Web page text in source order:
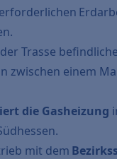
Trasse befindliche
zwischen einem
die Gasheizung
mit dem